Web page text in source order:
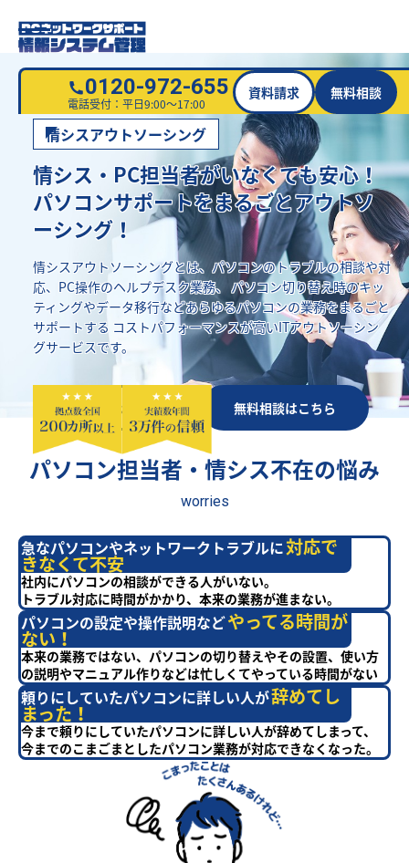
0120-972-655
電話受付：平日9:00～17:00
資料請求 無料相談
情シスアウトソーシング
情シス・PC担当者がいなくても安心！
パソコンサポートをまるごとアウトソ
ーシング！
情シスアウトソーシングとは、パソコンのトラブルの相談や対
応、PC操作のヘルプデスク業務、 パソコン切り替え時のキッ
ティングやデータ移行などあらゆるパソコンの業務をまるごと
サポートする コストパフォーマンスが高いITアウトソーシン
グサービスです。
資料請求はこちら 無料相談はこちら
パソコン担当者・情シス不在の悩み
worries
急なパソコンやネットワークトラブルに対応で
きなくて不安
社内にパソコンの相談ができる人がいない。
トラブル対応に時間がかかり、本来の業務が進まない。
パソコンの設定や操作説明などやってる時間が
ない！
本来の業務ではない、パソコンの切り替えやその設置、使い方
の説明やマニュアル作りなどは忙しくてやっている時間がない
頼りにしていたパソコンに詳しい人が辞めてし
まった！
今まで頼りにしていたパソコンに詳しい人が辞めてしまって、
今までのこまごまとしたパソコン業務が対応できなくなった。